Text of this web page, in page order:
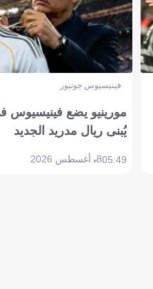
فينيسيوس جونيور
مورينيو يضع فينيسيوس
يُبنى ريال مدريد الجديد
05:498 أغسطس 2026